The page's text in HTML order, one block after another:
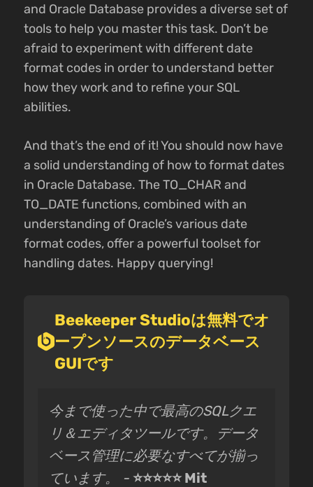
and Oracle Database provides a diverse set of
tools to help you master this task. Don’t be
afraid to experiment with different date
format codes in order to understand better
how they work and to refine your SQL
abilities.
And that’s the end of it! You should now have
a solid understanding of how to format dates
in Oracle Database. The TO_CHAR and
TO_DATE functions, combined with an
understanding of Oracle’s various date
format codes, offer a powerful toolset for
handling dates. Happy querying!
Beekeeper Studioは無料でオ
ープンソースのデータベース
GUIです
今まで使った中で最高のSQLクエ
リ＆エディタツールです。データ
ベース管理に必要なすべてが揃っ
ています。 - ⭐⭐⭐⭐⭐ Mit